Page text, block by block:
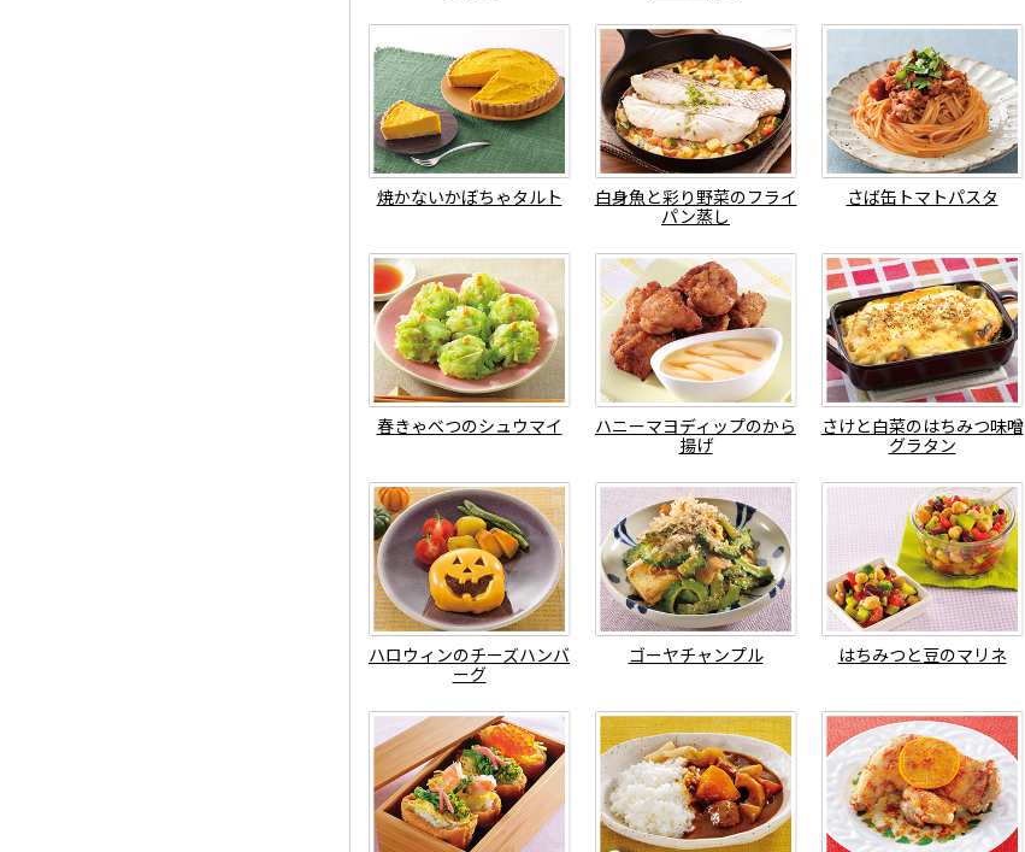
焼かないかぼちゃタルト
白身魚と彩り野菜のフライ
パン蒸し
さば缶トマトパスタ
春きゃべつのシュウマイ
ハニーマヨディップのから
揚げ
さけと白菜のはちみつ味噌
グラタン
ハロウィンのチーズハンバ
ーグ
ゴーヤチャンプル はちみつと豆のマリネ